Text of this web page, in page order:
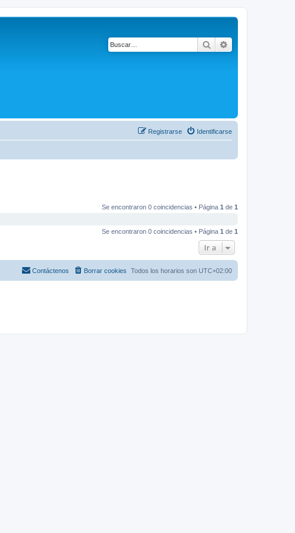
Buscar
Identificarse
Registrarse
Se encontraron 0 coincidencias • Página 1 de 1
Se encontraron 0 coincidencias • Página 1 de 1
Ir a
Todos los horarios son UTC+02:00
Borrar cookies
Contáctenos